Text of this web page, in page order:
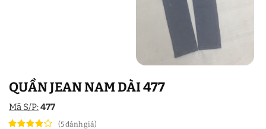
QUẦN JEAN NAM DÀI 477
Mã S/P:477
(5 đánh giá)